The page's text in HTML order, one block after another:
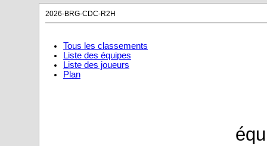
2026-BRG-CDC-R2H
Tous les classements
Liste des équipes
Liste des joueurs
Plan